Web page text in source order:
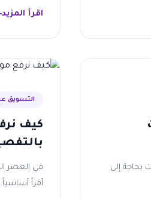
اقرأ المزيد
بحاجة إلى
التسويق
أمراً